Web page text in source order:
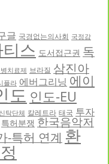
글 국경없는의사회 국정감
스 도서접근권 독
치료제 브라질 삼진아
플라 에버그리닝 에이
도 인도-EU
탁단체 칼레트라 태국 투자
특허분쟁 한국음악저
-특허 연계 환